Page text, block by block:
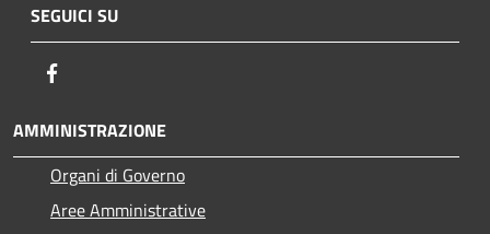
SEGUICI SU
AMMINISTRAZIONE
Organi di Governo
Aree Amministrative